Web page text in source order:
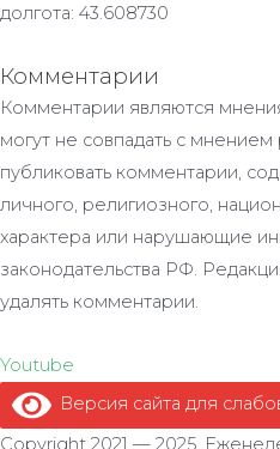
долгота: 43.608730
Комментарии
Комментарии являются
могут не совпадать с
публиковать комментарии,
личного, религиозного,
характера или нарушающие
законодательства РФ.
удалять комментарии.
Youtube
Версия сайта для
Copyright 2021 — 2025.